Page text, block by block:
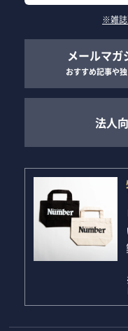
※雑誌
メールマガ
おすすめ記事や
法人